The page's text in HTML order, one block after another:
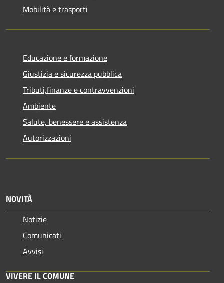
Mobilità e trasporti
Educazione e formazione
Giustizia e sicurezza pubblica
Tributi,finanze e contravvenzioni
Ambiente
Salute, benessere e assistenza
Autorizzazioni
NOVITÀ
Notizie
Comunicati
Avvisi
VIVERE IL COMUNE